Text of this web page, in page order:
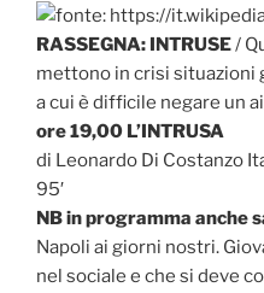
RASSEGNA: INTRUSE/
mettono in crisi situazioni
a cui è difficile negare un
ore 19,00 L’INTRUSA
di Leonardo Di Costanzo
95′
NB in programma anche
Napoli ai giorni nostri.
nel sociale e che si deve